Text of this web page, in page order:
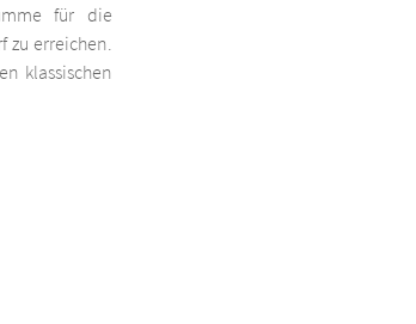
für die
zu erreichen.
klassischen